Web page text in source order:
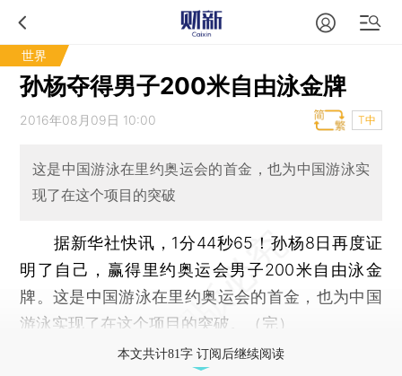
世界
孙杨夺得男子200米自由泳金牌
2016年08月09日 10:00 T中
这是中国游泳在里约奥运会的首金，也为中国游泳实
现了在这个项目的突破
据新华社快讯，1分44秒65！孙杨8日再度证
明了自己，赢得里约奥运会男子200米自由泳金
牌。这是中国游泳在里约奥运会的首金，也为中国
游泳实现了在这个项目的突破。（完）
本文共计81字 订阅后继续阅读